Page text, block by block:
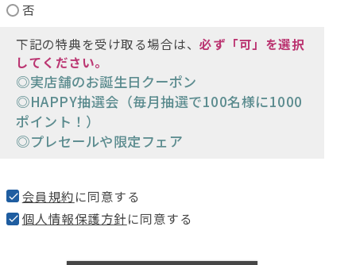
)
否
下記の特典を受け取る場合は、 必ず「可」を選択
してください。
◎実店舗のお誕生日クーポン
◎HAPPY抽選会（毎月抽選で100名様に1000
ポイント！）
◎プレセールや限定フェア
会員規約に同意する
個人情報保護方針に同意する